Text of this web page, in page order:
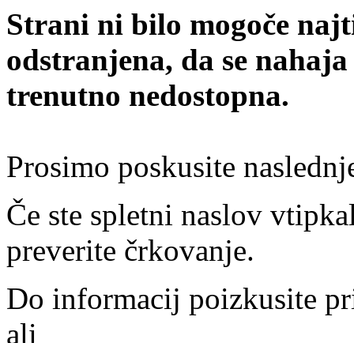
Strani ni bilo mogoče
odstranjena, da se
trenutno nedostopna.
Prosimo poskusite
Če ste spletni naslov
preverite črkovanje.
Do informacij poizkusite
ali